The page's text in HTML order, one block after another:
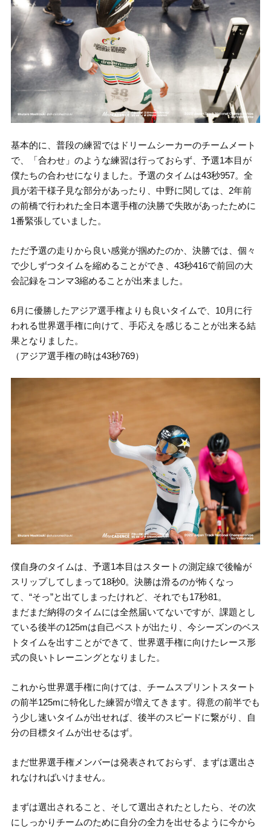
基本的に、普段の練習ではドリームシーカーのチームメート
で、「合わせ」のような練習は行っておらず、予選1本目が
僕たちの合わせになりました。予選のタイムは43秒957。全
員が若干様子見な部分があったり、中野に関しては、2年前
の前橋で行われた全日本選手権の決勝で失敗があったために
1番緊張していました。
ただ予選の走りから良い感覚が掴めたのか、決勝では、個々
で少しずつタイムを縮めることができ、43秒416で前回の大
会記録をコンマ3縮めることが出来ました。
6月に優勝したアジア選手権よりも良いタイムで、10月に行
われる世界選手権に向けて、手応えを感じることが出来る結
果となりました。
（アジア選手権の時は43秒769）
僕自身のタイムは、予選1本目はスタートの測定線で後輪が
スリップしてしまって18秒0。決勝は滑るのが怖くなっ
て、“そっ”と出てしまったけれど、それでも17秒81。
まだまだ納得のタイムには全然届いてないですが、課題とし
ている後半の125mは自己ベストが出たり、今シーズンのベス
トタイムを出すことができて、世界選手権に向けたレース形
式の良いトレーニングとなりました。
これから世界選手権に向けては、チームスプリントスタート
の前半125mに特化した練習が増えてきます。得意の前半でも
う少し速いタイムが出せれば、後半のスピードに繋がり、自
分の目標タイムが出せるはず。
まだ世界選手権メンバーは発表されておらず、まずは選出さ
れなければいけません。
まずは選出されること、そして選出されたとしたら、その次
にしっかりチームのために自分の全力を出せるように今から